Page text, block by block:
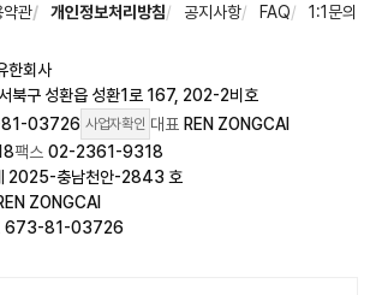
약관 개인정보처리방침 공지사항 FAQ 1:1문의
한회사
북구 성환읍 성환1로 167, 202-2비호
03726 사업자확인 대표 REN ZONGCAI
팩스 02-2361-9318
2025-충남천안-2843 호
ZONGCAI
673-81-03726